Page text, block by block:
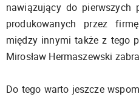
nawiązujący do pierwszych
produkowanych przez
między innymi także z tego
Mirosław Hermaszewski
Do tego warto jeszcze